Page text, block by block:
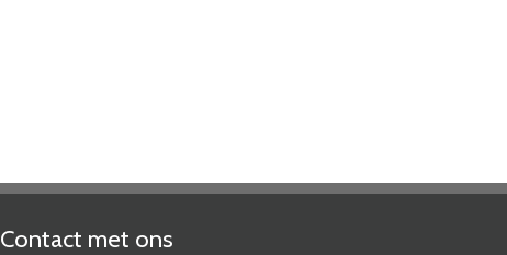
Contact met ons